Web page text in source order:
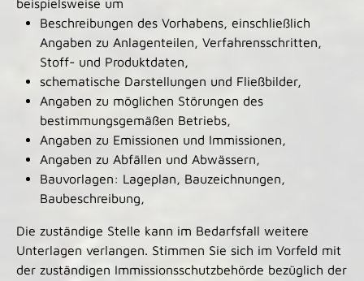
beispielsweise um
Beschreibungen des Vorhabens, einschließlich
Angaben zu Anlagenteilen, Verfahrensschritten,
Stoff- und Produktdaten,
schematische Darstellungen und Fließbilder,
Angaben zu möglichen Störungen des
bestimmungsgemäßen Betriebs,
Angaben zu Emissionen und Immissionen,
Angaben zu Abfällen und Abwässern,
Bauvorlagen: Lageplan, Bauzeichnungen,
Baubeschreibung,
Die zuständige Stelle kann im Bedarfsfall weitere
Unterlagen verlangen. Stimmen Sie sich im Vorfeld mit
der zuständigen Immissionsschutzbehörde bezüglich der